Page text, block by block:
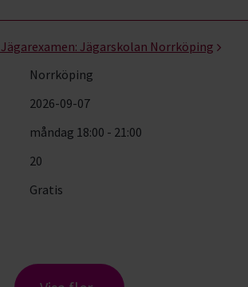
Jägarexamen: Jägarskolan Norrköping
Norrköping
2026-09-07
måndag 18:00 - 21:00
20
Gratis